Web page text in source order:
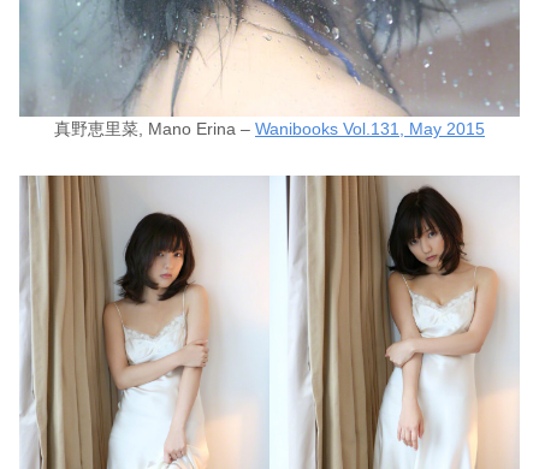
真野恵里菜, Mano Erina – Wanibooks Vol.131, May 2015